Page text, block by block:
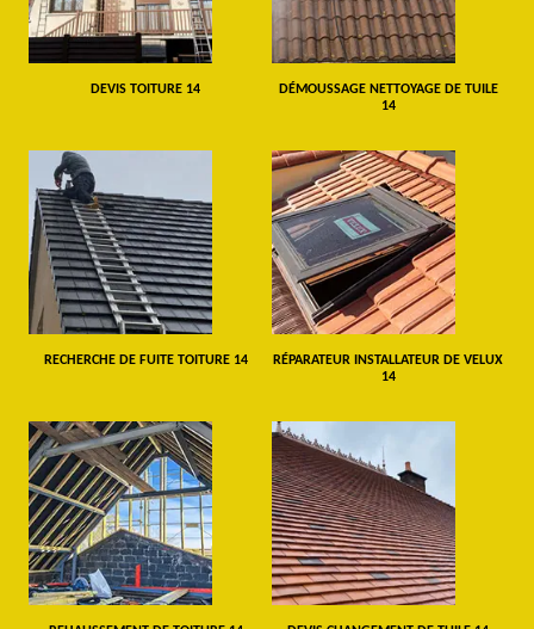
DEVIS TOITURE 14
DÉMOUSSAGE NETTOYAGE DE TUILE
14
RECHERCHE DE FUITE TOITURE 14
RÉPARATEUR INSTALLATEUR DE VELUX
14